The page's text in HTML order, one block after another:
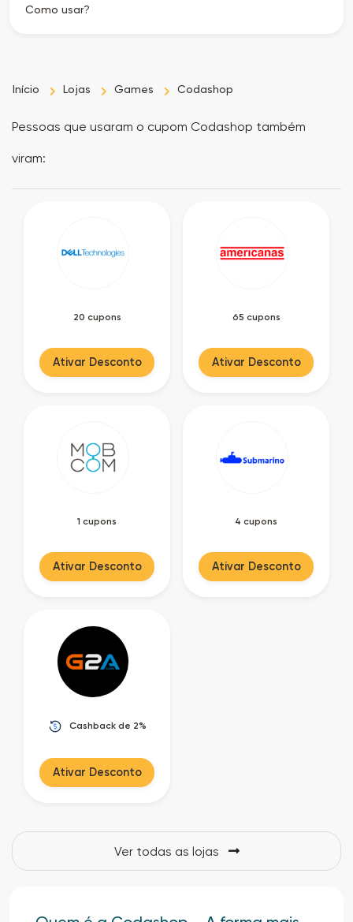
Como usar?
Início Lojas Games Codashop
Pessoas que usaram o cupom Codashop também
viram:
20 cupons
Ativar Desconto
65 cupons
Ativar Desconto
1 cupons
Ativar Desconto
4 cupons
Ativar Desconto
Cashback de 2%
Ativar Desconto
Ver todas as lojas